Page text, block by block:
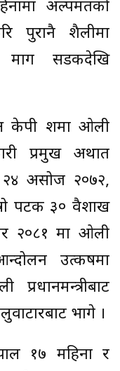
अल्पमतको
पुरानै शैलीमा
माग सडकदेखि
केपी शर्मा ओली
प्रमुख अर्थात
२४ असोज २०७२,
पटक ३० वैशाख
२०८१ मा ओली
उत्कर्षमा
भागे ।
१७ महिना र